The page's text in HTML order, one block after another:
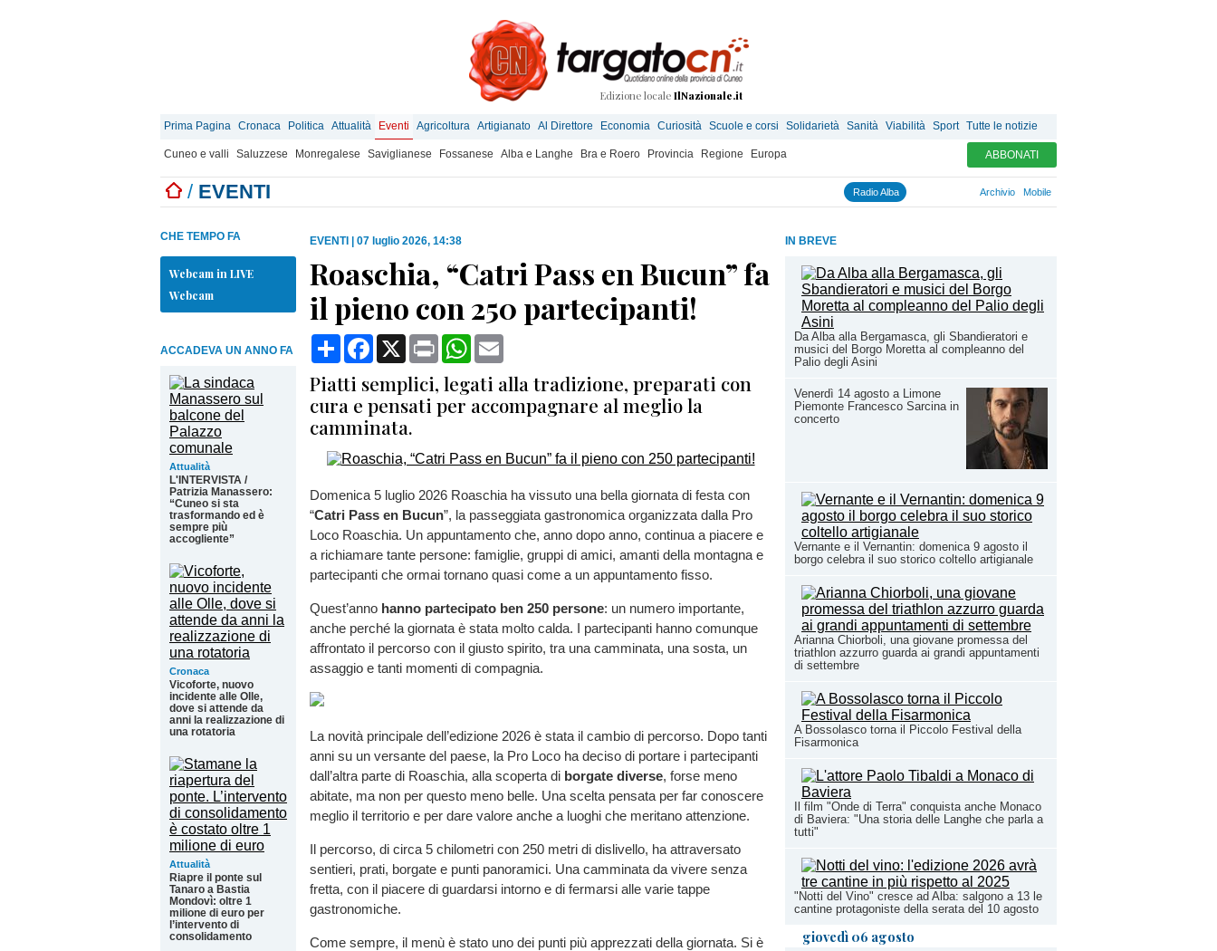
Edizione locale IlNazionale.it
Prima Pagina Cronaca Politica Attualità Eventi Agricoltura Artigianato Al Direttore Economia Curiosità Scuole e corsi Solidarietà Sanità Viabilità Sport Tutte le notizie
Cuneo e valli Saluzzese Monregalese Saviglianese Fossanese Alba e Langhe Bra e Roero Provincia Regione Europa ABBONATI
/ EVENTI Radio Alba Archivio Mobile
IN BREVE
Da Alba alla Bergamasca, gli Sbandieratori e
musici del Borgo Moretta al compleanno del
Palio degli Asini
Venerdì 14 agosto a Limone
Piemonte Francesco Sarcina in
concerto
Vernante e il Vernantin: domenica 9 agosto il
borgo celebra il suo storico coltello artigianale
Arianna Chiorboli, una giovane promessa del
triathlon azzurro guarda ai grandi appuntamenti
di settembre
A Bossolasco torna il Piccolo Festival della
Fisarmonica
Il film "Onde di Terra" conquista anche Monaco
di Baviera: "Una storia delle Langhe che parla a
tutti"
"Notti del Vino" cresce ad Alba: salgono a 13 le
cantine protagoniste della serata del 10 agosto
giovedì 06 agosto
CHE TEMPO FA
Webcam in LIVE
Webcam
ACCADEVA UN ANNO FA
Attualità
L'INTERVISTA /
Patrizia Manassero:
“Cuneo si sta
trasformando ed è
sempre più
accogliente”
Cronaca
Vicoforte, nuovo
incidente alle Olle,
dove si attende da
anni la realizzazione di
una rotatoria
Attualità
Riapre il ponte sul
Tanaro a Bastia
Mondovì: oltre 1
milione di euro per
l’intervento di
consolidamento
EVENTI 07 luglio 2026, 14:38
Roaschia, “Catri Pass en Bucun” fa
il pieno con 250 partecipanti!
CondividiFacebook
X Print WhatsApp
Piatti semplici, legati alla tradizione, preparati con
cura e pensati per accompagnare al meglio la
camminata.
Domenica 5 luglio 2026 Roaschia ha vissuto una bella giornata di festa con
“Catri Pass en Bucun”, la passeggiata gastronomica organizzata dalla Pro
Loco Roaschia. Un appuntamento che, anno dopo anno, continua a piacere e
a richiamare tante persone: famiglie, gruppi di amici, amanti della montagna e
partecipanti che ormai tornano quasi come a un appuntamento fisso.
Quest’anno hanno partecipato ben 250 persone: un numero importante,
anche perché la giornata è stata molto calda. I partecipanti hanno comunque
affrontato il percorso con il giusto spirito, tra una camminata, una sosta, un
assaggio e tanti momenti di compagnia.
La novità principale dell’edizione 2026 è stata il cambio di percorso. Dopo tanti
anni su un versante del paese, la Pro Loco ha deciso di portare i partecipanti
dall’altra parte di Roaschia, alla scoperta di borgate diverse, forse meno
abitate, ma non per questo meno belle. Una scelta pensata per far conoscere
meglio il territorio e per dare valore anche a luoghi che meritano attenzione.
Il percorso, di circa 5 chilometri con 250 metri di dislivello, ha attraversato
sentieri, prati, borgate e punti panoramici. Una camminata da vivere senza
fretta, con il piacere di guardarsi intorno e di fermarsi alle varie tappe
gastronomiche.
Come sempre, il menù è stato uno dei punti più apprezzati della giornata. Si è